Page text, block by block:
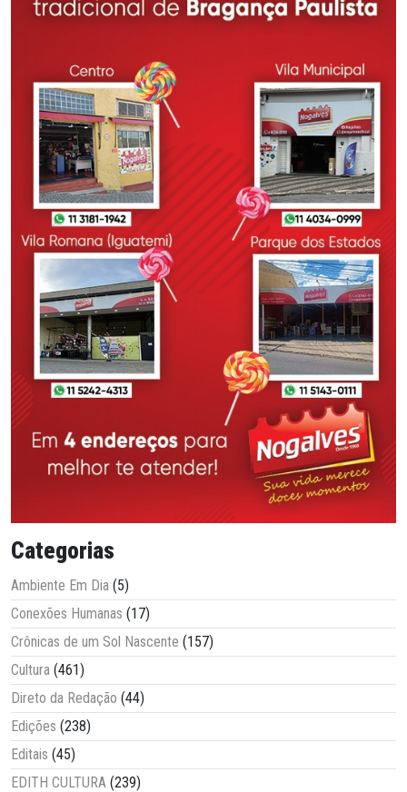
Categorias
Ambiente Em Dia (5)
Conexões Humanas (17)
Crônicas de um Sol Nascente (157)
Cultura (461)
Direto da Redação (44)
Edições (238)
Editais (45)
EDITH CULTURA (239)